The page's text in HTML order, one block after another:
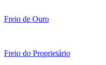
Freio de Ouro
Freio do Proprietário